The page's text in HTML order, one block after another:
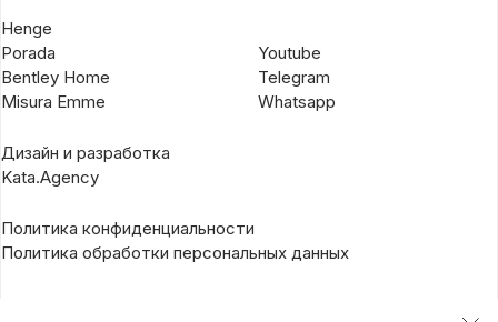
Henge
Porada
Bentley Home
Misura Emme
Youtube
Telegram
Whatsapp
Дизайн и разработка
Kata.Agency
Политика конфиденциальности
Политика обработки персональных данных